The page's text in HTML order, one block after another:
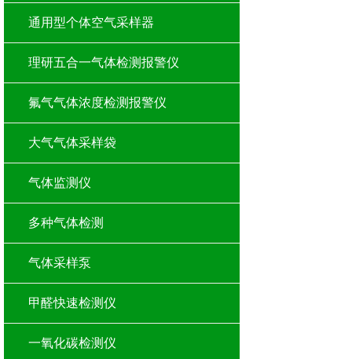
通用型个体空气采样器
理研五合一气体检测报警仪
氟气气体浓度检测报警仪
大气气体采样袋
气体监测仪
多种气体检测
气体采样泵
甲醛快速检测仪
一氧化碳检测仪